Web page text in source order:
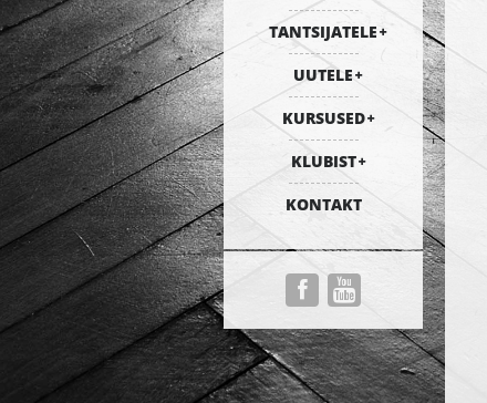
TANTSIJATELE
UUTELE
KURSUSED
KLUBIST
KONTAKT